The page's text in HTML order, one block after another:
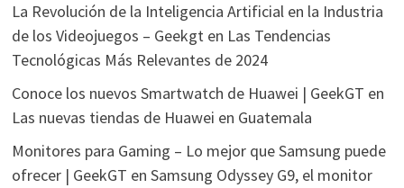
La Revolución de la Inteligencia Artificial en la Industria
de los Videojuegos – Geekgten Las Tendencias
Tecnológicas Más Relevantes de 2024
Conoce los nuevos Smartwatch de Huawei | GeekGT en
Las nuevas tiendas de Huawei en Guatemala
Monitores para Gaming – Lo mejor que Samsung puede
ofrecer | GeekGT en Samsung Odyssey G9, el monitor